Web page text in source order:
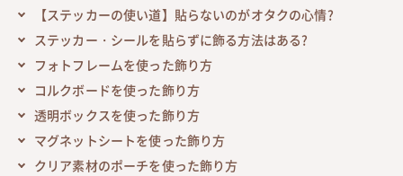
【ステッカーの使い道】貼らないのがオタクの心情?
ステッカー・シールを貼らずに飾る方法はある?
フォトフレームを使った飾り方
コルクボードを使った飾り方
透明ボックスを使った飾り方
マグネットシートを使った飾り方
クリア素材のポーチを使った飾り方